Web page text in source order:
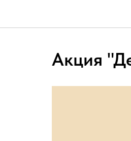
Акция